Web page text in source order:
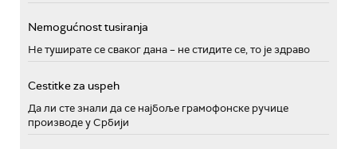
Nemogućnost tusiranja
Не туширате се сваког дана – не стидите се, то је здраво
Cestitke za uspeh
Да ли сте знали да се најбоље грамофонске ручице
производе у Србији